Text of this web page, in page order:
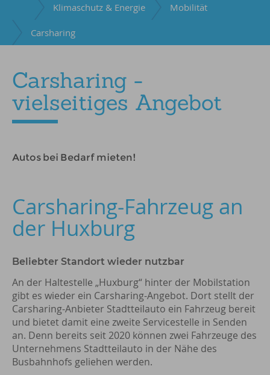
Klimaschutz & Energie Mobilität
Carsharing
Carsharing -
vielseitiges Angebot
Autos bei Bedarf mieten!
Carsharing-Fahrzeug an
der Huxburg
Beliebter Standort wieder nutzbar
An der Haltestelle „Huxburg“ hinter der Mobilstation
gibt es wieder ein Carsharing-Angebot. Dort stellt der
Carsharing-Anbieter Stadtteilauto ein Fahrzeug bereit
und bietet damit eine zweite Servicestelle in Senden
an. Denn bereits seit 2020 können zwei Fahrzeuge des
Unternehmens Stadtteilauto in der Nähe des
Busbahnhofs geliehen werden.